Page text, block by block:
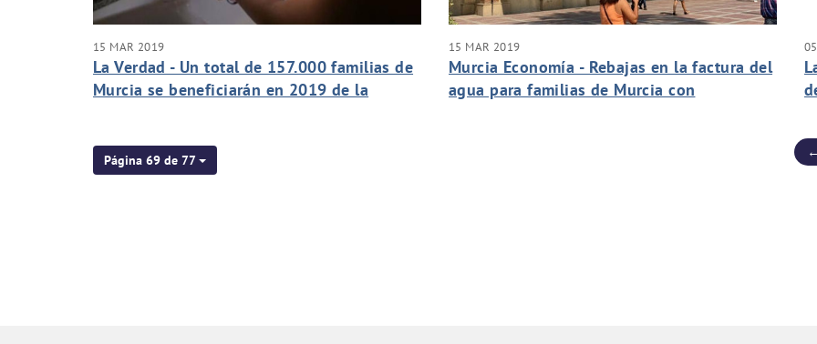
15 MAR 2019
La Verdad - Un total de 157.000 familias de
Murcia se beneficiarán en 2019 de la
15 MAR 2019
Murcia Economía - Rebajas en la factura del
agua para familias de Murcia con
Página 69 de 77